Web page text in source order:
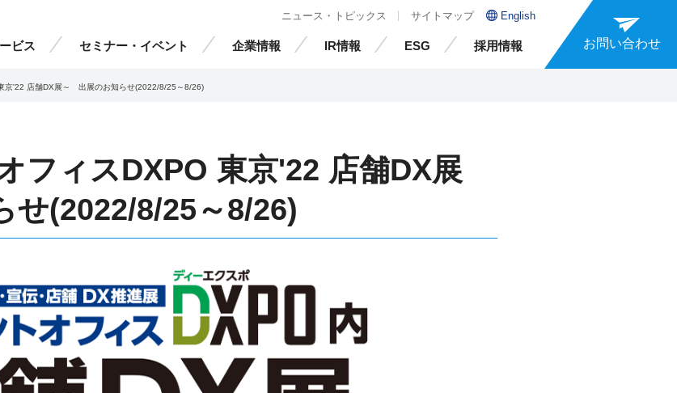
ビス セミナー・イベント 企業情報 IR情報 ESG 採用情報
ニュース・トピックス サイトマップ English
お問い合わせ
京'22 店舗DX展～ 出展のお知らせ(2022/8/25～8/26)
フィスDXPO 東京'22 店舗DX展
(2022/8/25～8/26)